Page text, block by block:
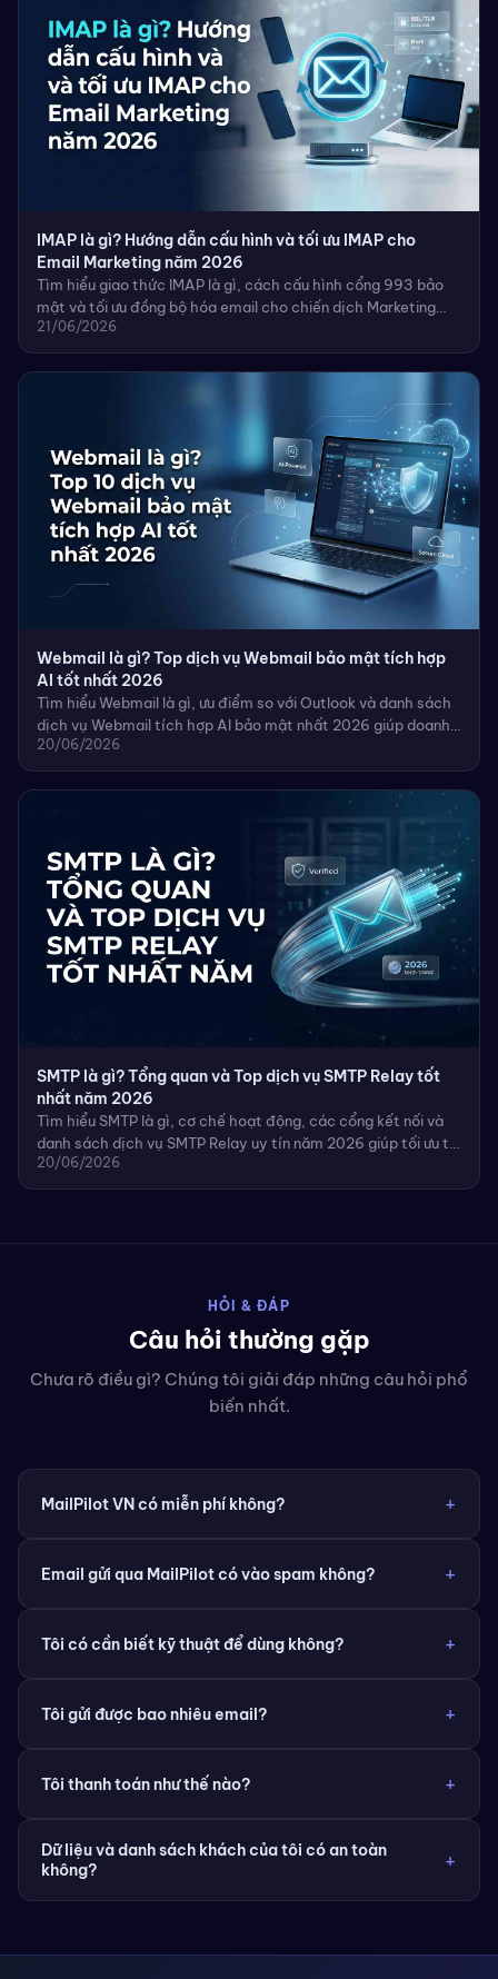
IMAP là gì? Hướng dẫn cấu hình và tối ưu IMAP cho
Email Marketing năm 2026
Tìm hiểu giao thức IMAP là gì, cách cấu hình cổng 993 bảo
mật và tối ưu đồng bộ hóa email cho chiến dịch Marketing
năm 2026 hiệu quả trên mọi thiết bị.
21/06/2026
Webmail là gì? Top dịch vụ Webmail bảo mật tích hợp
AI tốt nhất 2026
Tìm hiểu Webmail là gì, ưu điểm so với Outlook và danh sách
dịch vụ Webmail tích hợp AI bảo mật nhất 2026 giúp doanh
nghiệp tối ưu hóa quản lý email.
20/06/2026
SMTP là gì? Tổng quan và Top dịch vụ SMTP Relay tốt
nhất năm 2026
Tìm hiểu SMTP là gì, cơ chế hoạt động, các cổng kết nối và
danh sách dịch vụ SMTP Relay uy tín năm 2026 giúp tối ưu tỷ
lệ vào Inbox cho doanh nghiệp.
20/06/2026
HỎI & ĐÁP
Câu hỏi thường gặp
Chưa rõ điều gì? Chúng tôi giải đáp những câu hỏi phổ
biến nhất.
MailPilot VN có miễn phí không?
Email gửi qua MailPilot có vào spam không?
Tôi có cần biết kỹ thuật để dùng không?
Tôi gửi được bao nhiêu email?
Tôi thanh toán như thế nào?
Dữ liệu và danh sách khách của tôi có an toàn
không?